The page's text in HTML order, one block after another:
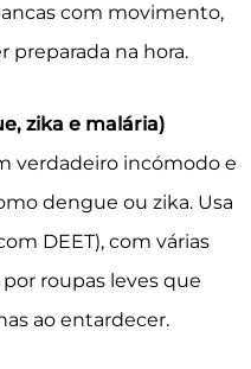
com movimento,
preparada na hora.
zika e malária)
verdadeiro incómodo e
dengue ou zika. Usa
DEET), com várias
roupas leves que
ao entardecer.